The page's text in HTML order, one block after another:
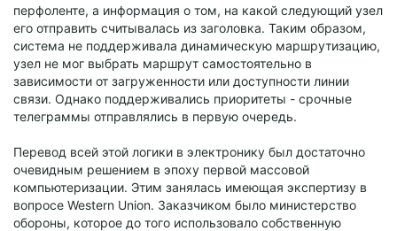
перфоленте, а информация о том, на какой следующий узел
его отправить считывалась из заголовка. Таким образом,
система не поддерживала динамическую маршрутизацию,
узел не мог выбрать маршрут самостоятельно в
зависимости от загруженности или доступности линии
связи. Однако поддерживались приоритеты - срочные
телеграммы отправлялись в первую очередь.
Перевод всей этой логики в электронику был достаточно
очевидным решением в эпоху первой массовой
компьютеризации. Этим занялась имеющая экспертизу в
вопросе Western Union. Заказчиком было министерство
обороны, которое до того использовало собственную